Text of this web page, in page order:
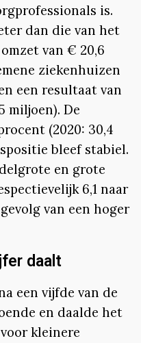
is.
dan die van het
van € 20,6
ziekenhuizen
een resultaat van
miljoen). De
(2020: 30,4
bleef stabiel.
en grote
6,1 naar
van een hoger
daalt
een vijfde van de
en daalde het
kleinere